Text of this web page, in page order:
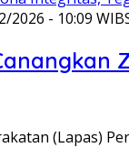
2026 - 10:09 WIB
(Lapas)